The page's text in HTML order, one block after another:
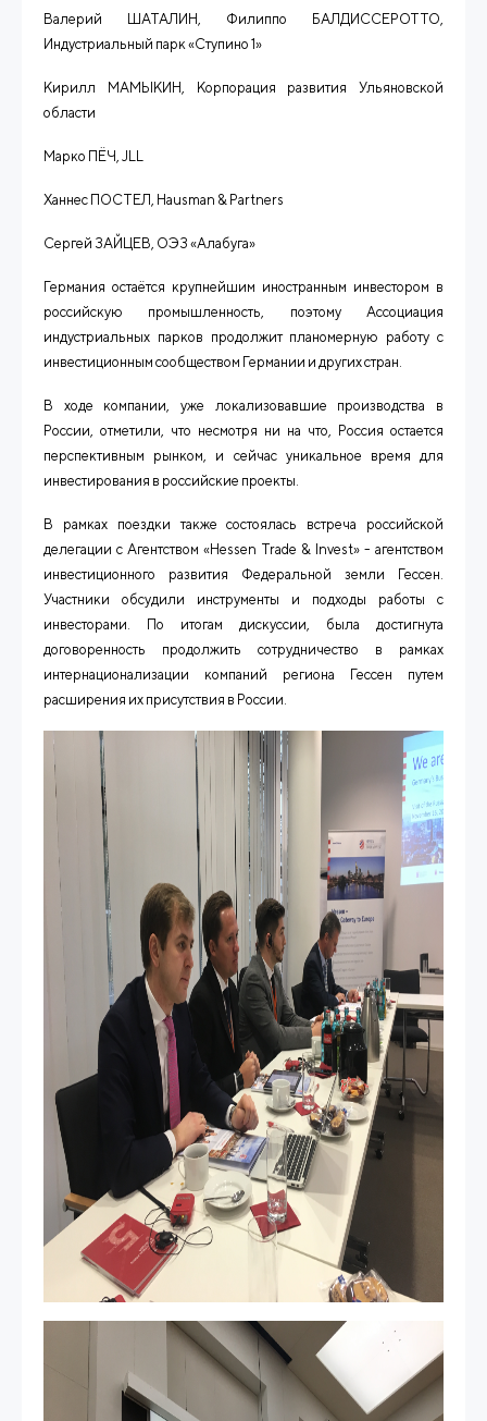
Валерий ШАТАЛИН, Филиппо БАЛДИССЕРОТТО,
Индустриальный парк «Ступино 1»
Кирилл МАМЫКИН, Корпорация развития Ульяновской
области
Марко ПЁЧ, JLL
Ханнес ПОСТЕЛ, Hausman & Partners
Сергей ЗАЙЦЕВ, ОЭЗ «Алабуга»
Германия остаётся крупнейшим иностранным инвестором в
российскую промышленность, поэтому Ассоциация
индустриальных парков продолжит планомерную работу с
инвестиционным сообществом Германии и других стран.
В ходе компании, уже локализовавшие производства в
России, отметили, что несмотря ни на что, Россия остается
перспективным рынком, и сейчас уникальное время для
инвестирования в российские проекты.
В рамках поездки также состоялась встреча российской
делегации с Агентством «Hessen Trade & Invest» - агентством
инвестиционного развития Федеральной земли Гессен.
Участники обсудили инструменты и подходы работы с
инвесторами. По итогам дискуссии, была достигнута
договоренность продолжить сотрудничество в рамках
интернационализации компаний региона Гессен путем
расширения их присутствия в России.